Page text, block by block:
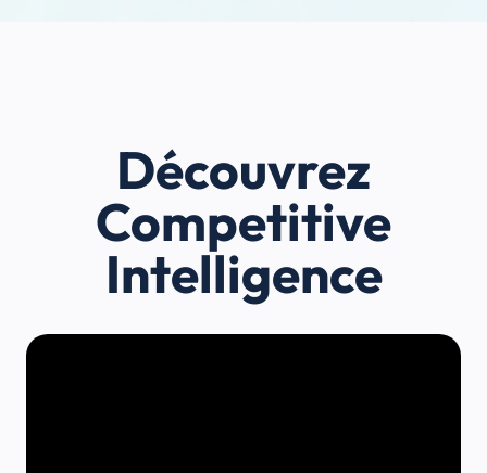
Découvrez
Competitive
Intelligence